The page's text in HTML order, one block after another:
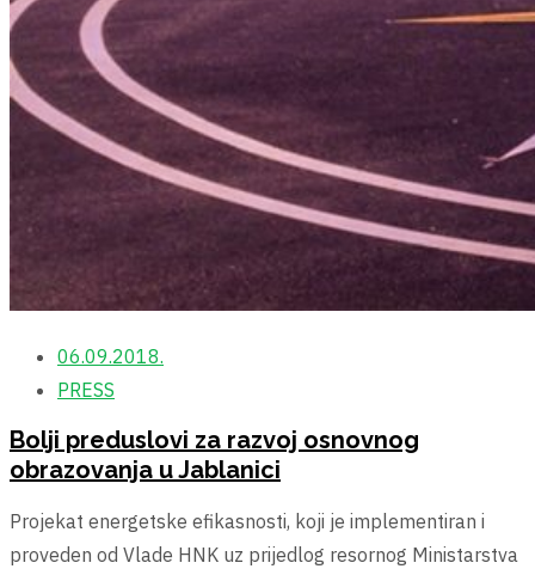
06.09.2018.
PRESS
Bolji preduslovi za razvoj osnovnog
obrazovanja u Jablanici
Projekat energetske efikasnosti, koji je implementiran i
proveden od Vlade HNK uz prijedlog resornog Ministarstva